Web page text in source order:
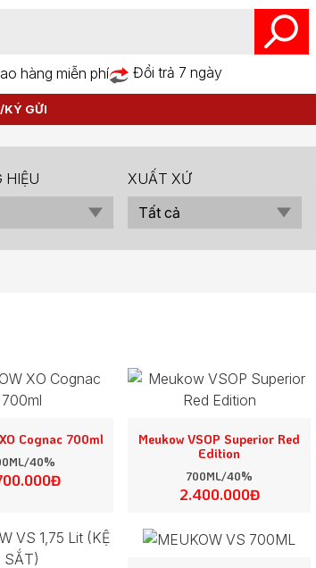
hàng miễn phí Đổi trả 7 ngày
KÝ GỬI
HIỆU XUẤT XỨ
Cognac 700ml
40%
Meukow VSOP Superior Red
Edition
700ML/40%
2.400.000Đ